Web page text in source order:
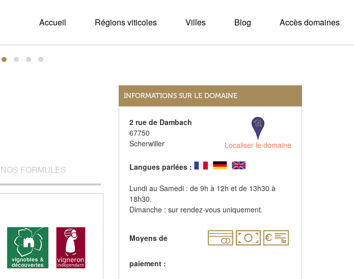
Accueil Régions viticoles Villes Blog Accès domaines
NOS FORMULES
INFORMATIONS SUR LE DOMAINE
2 rue de Dambach
67750
Scherwiller
Localiser le domaine
Langues parlées :
Lundi au Samedi : de 9h à 12h et de 13h30 à
18h30.
Dimanche : sur rendez-vous uniquement.
Moyens de
paiement :